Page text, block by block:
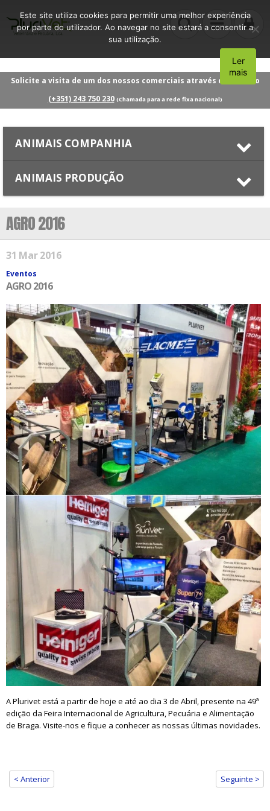
Solicite a visita de um dos nossos comerciais através do número
(+351) 243 750 230 (Chamada para a rede fixa nacional)
ANIMAIS COMPANHIA
ANIMAIS PRODUÇÃO
AGRO 2016
31 Mar2016
Eventos
AGRO 2016
A Plurivet está a partir de hoje e até ao dia 3 de Abril, presente na 49ª
edição da Feira Internacional de Agricultura, Pecuária e Alimentação
de Braga. Visite-nos e fique a conhecer as nossas últimas novidades.
< Anterior Seguinte >
Este site utiliza cookies para permitir uma melhor experiência
por parte do utilizador. Ao navegar no site estará a consentir a
sua utilização.
Aceito
Ler
mais